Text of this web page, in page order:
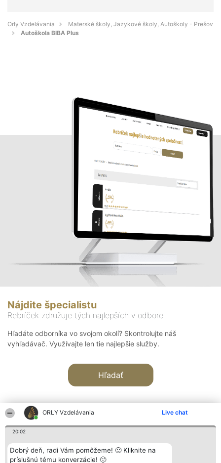
ORLY Vzdelávania Live chat
20:02
Dobrý deň, radi Vám pomôžeme! 🙂 Kliknite na
príslušnú tému konverzácie! 🙂
Orly Vzdelávania
Materské školy, Jazykové školy, Autoškoly - Prešov
Autoškola BIBA Plus
Nájdite špecialistu
Rebríček združuje tých najlepších v odbore
Hľadáte odborníka vo svojom okolí? Skontrolujte náš
vyhľadávač. Využívajte len tie najlepšie služby.
Hľadať
Organizátor hodnotenia
Bright Side Solutions sp. z o.
Hodnotenie
Laureáti
Kontakt
Kontakt